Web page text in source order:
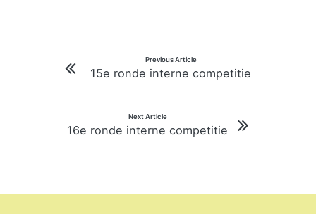
navigatie
Previous Article
15e ronde interne competitie
Next Article
16e ronde interne competitie